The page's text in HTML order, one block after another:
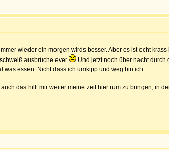
wieder ein morgen wirds besser. Aber es ist echt
ausbrüche ever
Und jetzt noch über nacht
was essen. Nicht dass ich umkipp und weg bin ich...
das hilft mir weiter meine zeit hier rum zu bringen, in